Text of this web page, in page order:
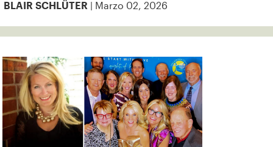
BLAIR SCHLÜTER | Marzo 02, 2026